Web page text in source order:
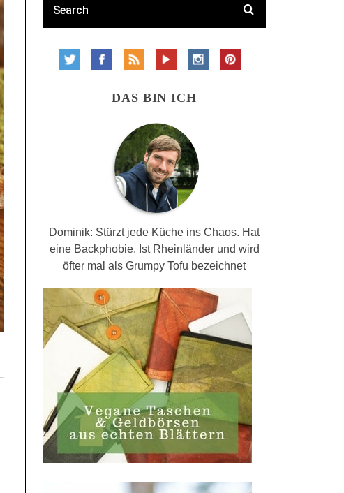
DAS BIN ICH
Dominik: Stürzt jede Küche ins Chaos. Hat
eine Backphobie. Ist Rheinländer und wird
öfter mal als Grumpy Tofu bezeichnet